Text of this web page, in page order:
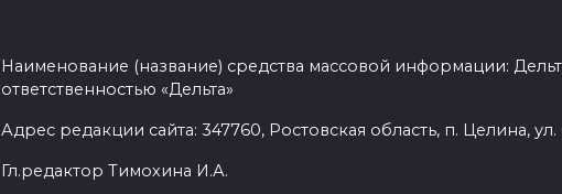
Наименование (название) средства массовой информации:
ответственностью «Дельта»
Адрес редакции сайта: 347760, Ростовская область, п. Целина, ул.
Гл.редактор Тимохина И.А.